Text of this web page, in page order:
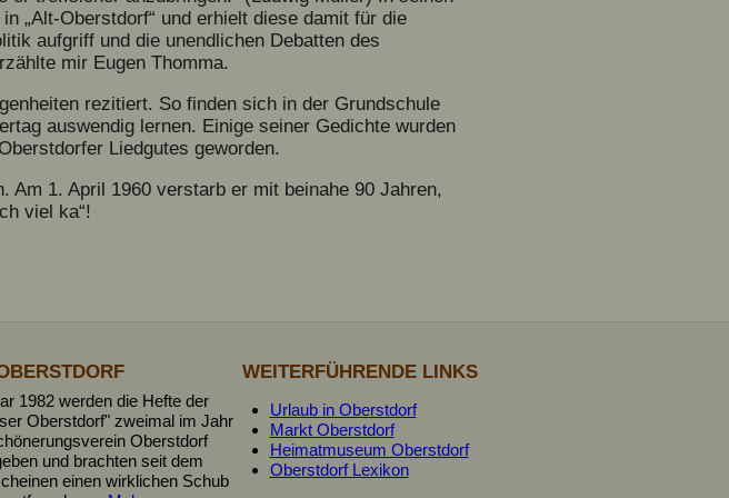
„Alt-Oberstdorf“ und erhielt diese damit für die
aufgriff und die unendlichen Debatten des
mir Eugen Thomma.
rezitiert. So finden sich in der Grundschule
auswendig lernen. Einige seiner Gedichte wurden
Liedgutes geworden.
Am 1. April 1960 verstarb er mit beinahe 90 Jahren,
viel ka“!
1982 werden die Hefte der
Oberstdorf" zweimal im Jahr
Oberstdorf
und brachten seit dem
einen wirklichen Schub
WEITERFÜHRENDE LINKS
Urlaub in Oberstdorf
Markt Oberstdorf
Heimatmuseum Oberstdorf
Oberstdorf Lexikon